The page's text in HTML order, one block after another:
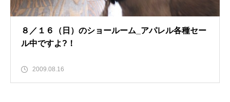
８／１６（日）のショールーム_アパレル各種セー
ル中ですよ?！
2009.08.16